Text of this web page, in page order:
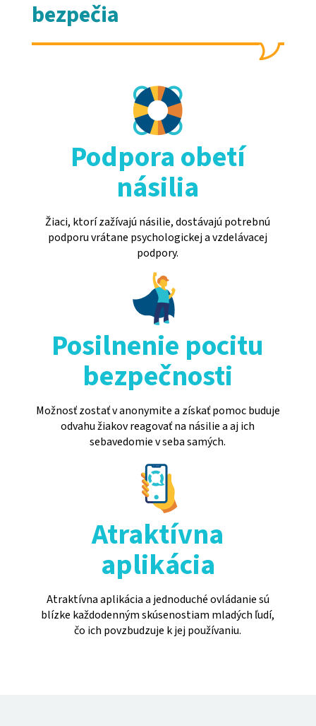
bezpečia
Podpora obetí
násilia
Žiaci, ktorí zažívajú násilie, dostávajú potrebnú
podporu vrátane psychologickej a vzdelávacej
podpory.
Posilnenie pocitu
bezpečnosti
Možnosť zostať v anonymite a získať pomoc buduje
odvahu žiakov reagovať na násilie a aj ich
sebavedomie v seba samých.
Atraktívna
aplikácia
Atraktívna aplikácia a jednoduché ovládanie sú
blízke každodenným skúsenostiam mladých ľudí,
čo ich povzbudzuje k jej používaniu.